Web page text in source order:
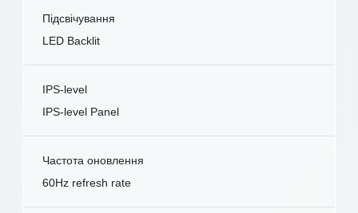
Підсвічування
LED Backlit
IPS-level
IPS-level Panel
Частота оновлення
60Hz refresh rate